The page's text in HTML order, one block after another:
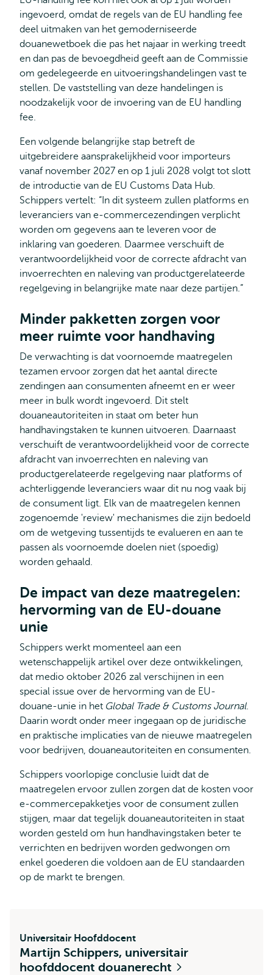
ingevoerd, omdat de regels van de EU handling fee
deel uitmaken van het gemoderniseerde
douanewetboek die pas het najaar in werking treedt
en dan pas de bevoegdheid geeft aan de Commissie
om gedelegeerde en uitvoeringshandelingen vast te
stellen. De vaststelling van deze handelingen is
noodzakelijk voor de invoering van de EU handling
fee.
Een volgende belangrijke stap betreft de
uitgebreidere aansprakelijkheid voor importeurs
vanaf november 2027 en op 1 juli 2028 volgt tot slott
de introductie van de EU Customs Data Hub.
Schippers vertelt: “In dit systeem zullen platforms en
leveranciers van e‑commercezendingen verplicht
worden om gegevens aan te leveren voor de
inklaring van goederen. Daarmee verschuift de
verantwoordelijkheid voor de correcte afdracht van
invoerrechten en naleving van productgerelateerde
regelgeving in belangrijke mate naar deze partijen.”
Minder pakketten zorgen voor
meer ruimte voor handhaving
De verwachting is dat voornoemde maatregelen
tezamen ervoor zorgen dat het aantal directe
zendingen aan consumenten afneemt en er weer
meer in bulk wordt ingevoerd. Dit stelt
douaneautoriteiten in staat om beter hun
handhavingstaken te kunnen uitvoeren. Daarnaast
verschuift de verantwoordelijkheid voor de correcte
afdracht van invoerrechten en naleving van
productgerelateerde regelgeving naar platforms of
achterliggende leveranciers waar dit nu nog vaak bij
de consument ligt. Elk van de maatregelen kennen
zogenoemde 'review' mechanismes die zijn bedoeld
om de wetgeving tussentijds te evalueren en aan te
passen als voornoemde doelen niet (spoedig)
worden gehaald.
De impact van deze maatregelen:
hervorming van de EU-douane
unie
Schippers werkt momenteel aan een
wetenschappelijk artikel over deze ontwikkelingen,
dat medio oktober 2026 zal verschijnen in een
special issue over de hervorming van de EU-
douane‑unie in het Global Trade & Customs Journal.
Daarin wordt onder meer ingegaan op de juridische
en praktische implicaties van de nieuwe maatregelen
voor bedrijven, douaneautoriteiten en consumenten.
Schippers voorlopige conclusie luidt dat de
maatregelen ervoor zullen zorgen dat de kosten voor
e-commercepakketjes voor de consument zullen
stijgen, maar dat tegelijk douaneautoriteiten in staat
worden gesteld om hun handhavingstaken beter te
verrichten en bedrijven worden gedwongen om
enkel goederen die voldoen aan de EU standaarden
op de markt te brengen.
Universitair Hoofddocent
Martijn Schippers, universitair
hoofddocent douanerecht